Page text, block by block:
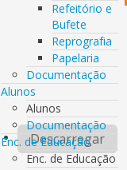
Refeitório e
Bufete
Reprografia
Papelaria
Documentação
Alunos
Alunos
Documentação
Enc. de Educação
Enc. de Educação
Descarregar